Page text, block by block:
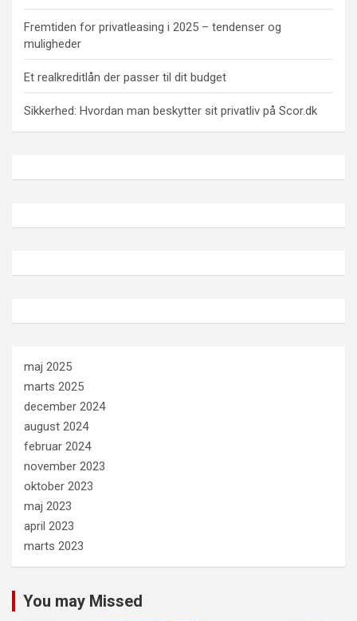
Fremtiden for privatleasing i 2025 – tendenser og
muligheder
Et realkreditlån der passer til dit budget
Sikkerhed: Hvordan man beskytter sit privatliv på Scor.dk
maj 2025
marts 2025
december 2024
august 2024
februar 2024
november 2023
oktober 2023
maj 2023
april 2023
marts 2023
You may Missed